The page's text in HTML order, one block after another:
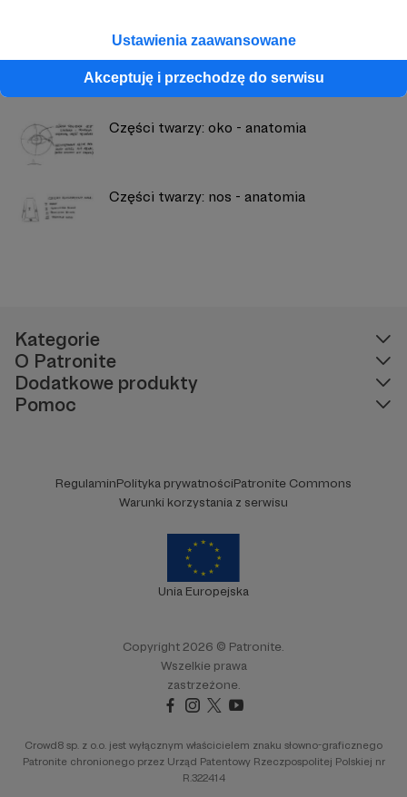
Ustawienia zaawansowane
Akceptuję i przechodzę do serwisu
Skale wartości
Części twarzy: oko - anatomia
Części twarzy: nos - anatomia
Kategorie
O Patronite
Dodatkowe produkty
Pomoc
RegulaminPolityka prywatnościPatronite Commons
Warunki korzystania z serwisu
Unia Europejska
Copyright 2026 © Patronite.
Wszelkie prawa
zastrzeżone.
Crowd8 sp. z o.o. jest wyłącznym właścicielem znaku słowno-graficznego
Patronite chronionego przez Urząd Patentowy Rzeczpospolitej Polskiej nr
R.322414